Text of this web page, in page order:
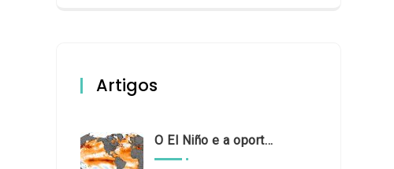
Artigos
O El Niño e a oportunidade de fortalecer o controle externo das políticas climáticas